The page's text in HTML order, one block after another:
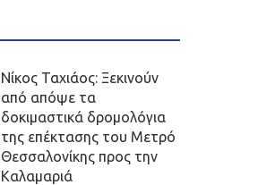
Νίκος Ταχιάος: Ξεκινούν
από απόψε τα
δοκιμαστικά δρομολόγια
της επέκτασης του Μετρό
Θεσσαλονίκης προς την
Καλαμαριά